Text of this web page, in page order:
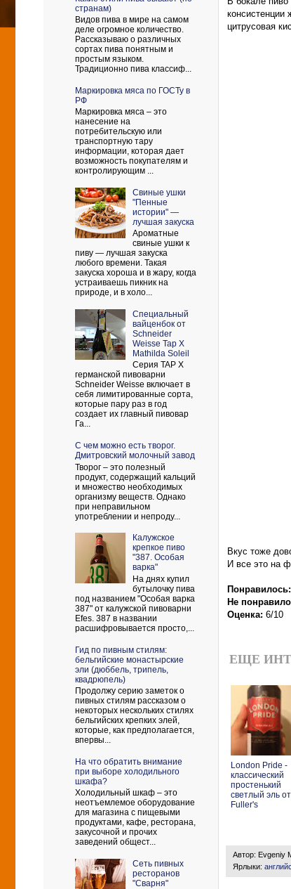
консистенции
цитрусовая
Вкус тоже
И все это на
Понравилось:
Не
Оценка: 6/10
ЕЩЕ
London Pride -
классический
простенький
светлый эль от
Fuller's
Автор: Evgeniy
Ярлыки:
странам)
Видов пива в мире на самом
деле огромное количество.
Рассказываю о различных
сортах пива понятным и
простым языком.
Традиционно пива классиф...
Маркировка мяса по ГОСТу в
РФ
Маркировка мяса – это
нанесение на
потребительскую или
транспортную тару
информации, которая дает
возможность покупателям и
контролирующим ...
Свиные ушки
"Пенные
истории" —
лучшая закуска
Ароматные
свиные ушки к
пиву — лучшая закуска
любого времени. Такая
закуска хороша и в жару, когда
устраиваешь пикник на
природе, и в холо...
Cпециальный
вайценбок от
Schneider
Weisse Tap X
Mathilda Soleil
Серия TAP X
германской пивоварни
Schneider Weisse включает в
себя лимитированные сорта,
которые пару раз в год
создает их главный пивовар
Га...
С чем можно есть творог.
Дмитровский молочный завод
Творог – это полезный
продукт, содержащий кальций
и множество необходимых
организму веществ. Однако
при неправильном
употреблении и непроду...
Калужское
крепкое пиво
"387. Особая
варка"
На днях купил
бутылочку пива
под названием "Особая варка
387" от калужской пивоварни
Efes. 387 в названии
расшифровывается просто,...
Гид по пивным стилям:
бельгийские монастырские
эли (дюббель, трипель,
квадрюпель)
Продолжу серию заметок о
пивных стилям рассказом о
некоторых нескольких стилях
бельгийских крепких элей,
которые, как предполагается,
впервы...
На что обратить внимание
при выборе холодильного
шкафа?
Холодильный шкаф – это
неотъемлемое оборудование
для магазина с пищевыми
продуктами, кафе, ресторана,
закусочной и прочих
заведений общест...
Сеть пивных
ресторанов
"Сварня"